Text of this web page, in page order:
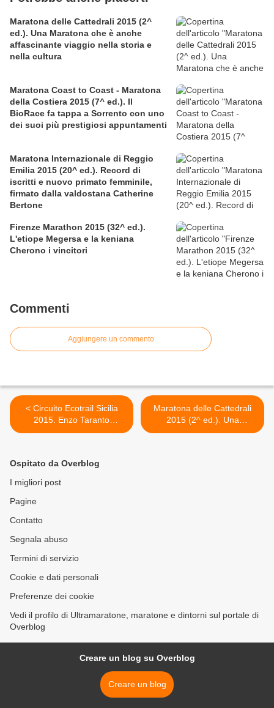
Maratona delle Cattedrali 2015 (2^
ed.). Una Maratona che è anche
affascinante viaggio nella storia e
nella cultura
Maratona Coast to Coast - Maratona
della Costiera 2015 (7^ ed.). Il
BioRace fa tappa a Sorrento con uno
dei suoi più prestigiosi appuntamenti
Maratona Internazionale di Reggio
Emilia 2015 (20^ ed.). Record di
iscritti e nuovo primato femminile,
firmato dalla valdostana Catherine
Bertone
Firenze Marathon 2015 (32^ ed.).
L'etiope Megersa e la keniana
Cherono i vincitori
Commenti
Aggiungere un commento
< Circuito Ecotrail Sicilia
2015. Enzo Taranto
campione della sua
Doping e alla Droga
Maratona delle Cattedrali
2015 (2^ ed.). Una
Maratona che è anche
Ospitato da Overblog
I migliori post
Pagine
Contatto
Segnala abuso
Termini di servizio
Cookie e dati personali
Preferenze dei cookie
Vedi il profilo di Ultramaratone, maratone e dintorni sul portale di
Overblog
Creare un blog su Overblog
Creare un blog